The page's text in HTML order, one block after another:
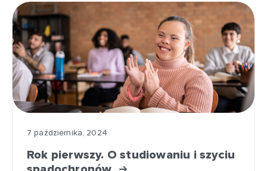
7 października, 2024
Rok pierwszy. O studiowaniu i szyciu